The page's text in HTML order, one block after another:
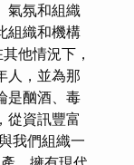
氣氛和組織
組織和機構
他情況下，
人，並為那
是酗酒、毒
從資訊豐富
我們組織一